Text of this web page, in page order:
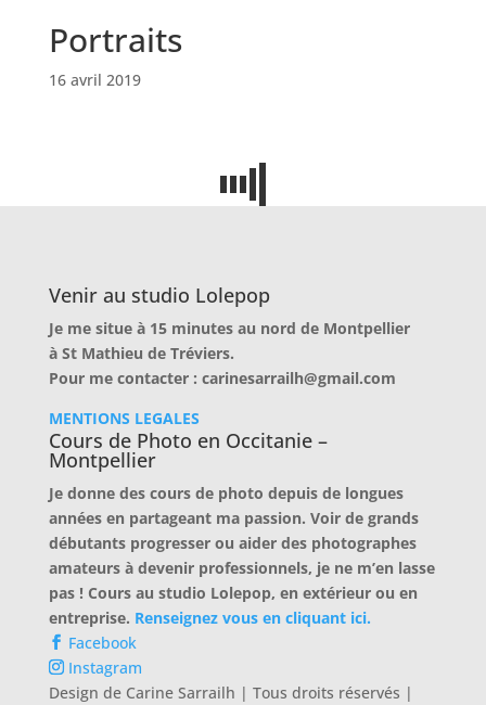
Portraits
16 avril 2019
Venir au studio Lolepop
Je me situe à 15 minutes au nord de Montpellier
àSt Mathieu de Tréviers.
Pour me contacter : carinesarrailh@gmail.com
MENTIONS LEGALES
Cours de Photo en Occitanie –
Montpellier
Je donne des cours de photo depuis de longues
années en partageant ma passion. Voir de grands
débutants progresser ou aider des photographes
amateurs à devenir professionnels, je ne m’en lasse
pas ! Cours au studio Lolepop, en extérieur ou en
entreprise. Renseignez vous en cliquant ici.
Facebook
Instagram
Design de Carine Sarrailh | Tous droits réservés |